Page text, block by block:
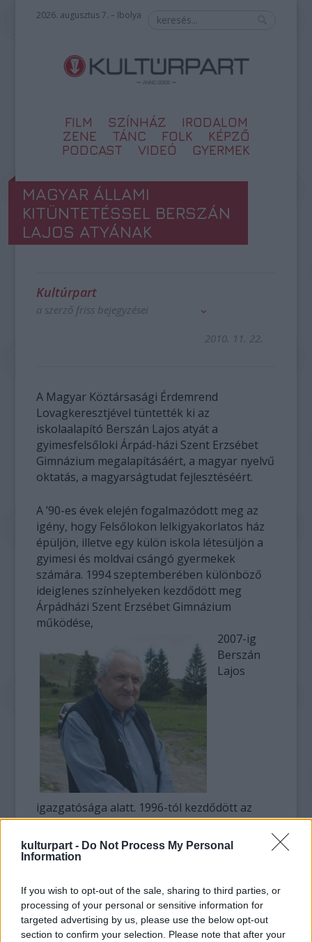
kulturpart - Do Not Process My Personal
Information
If you wish to opt-out of the sale, sharing to third parties, or
processing of your personal or sensitive information for
targeted advertising by us, please use the below opt-out
section to confirm your selection. Please note that after your
2026. augusztus 7. – Ibolya
FILM SZÍNHÁZ
IRODALOM
ZENE
TÁNC FOLK
KÉPZŐ
PODCAST
VIDEÓ GYERMEK
MAGYAR ÁLLAMI
KITÜNTETÉSSEL BERSZÁN
LAJOS ATYÁNAK
Kultúrpart
a szerző friss bejegyzései
2010. 11. 22.
A Magyar Köztársasági Érdemrend
Lovagkeresztjével tüntették ki az
iskolaalapító Berszán Lajos atyát a
gyimesfelsőloki Árpád-házi Szent Erzsébet
Gimnázium megalapításáért, a magyar nyelvű
oktatás, a magyarságtudat fejlesztéséért.
A ’90-es évek elején fogalmazódott meg az
igény, hogy Felsőlokon lelkigyakorlatos ház
épüljön, illetve egy külön iskola létesüljön a
gyimesi és moldvai csángó gyermekek
számára. 1994 szeptemberében különböző
ideiglenes színhelyeken kezdődött meg
Árpádházi Szent Erzsébet Gimnázium
működése,
2007-ig
Berszán
Lajos
igazgatósága alatt. 1996-tól kezdődött az
átköltözés a folyamatosan készülő új
épületrészekbe. 2010-ben már nem csak
gimnázium működik az intézmény keretében,
is. 2010-ben már több mint négyszáz csángó
és székely növendéke van a teljes oktatási
intézménynek.